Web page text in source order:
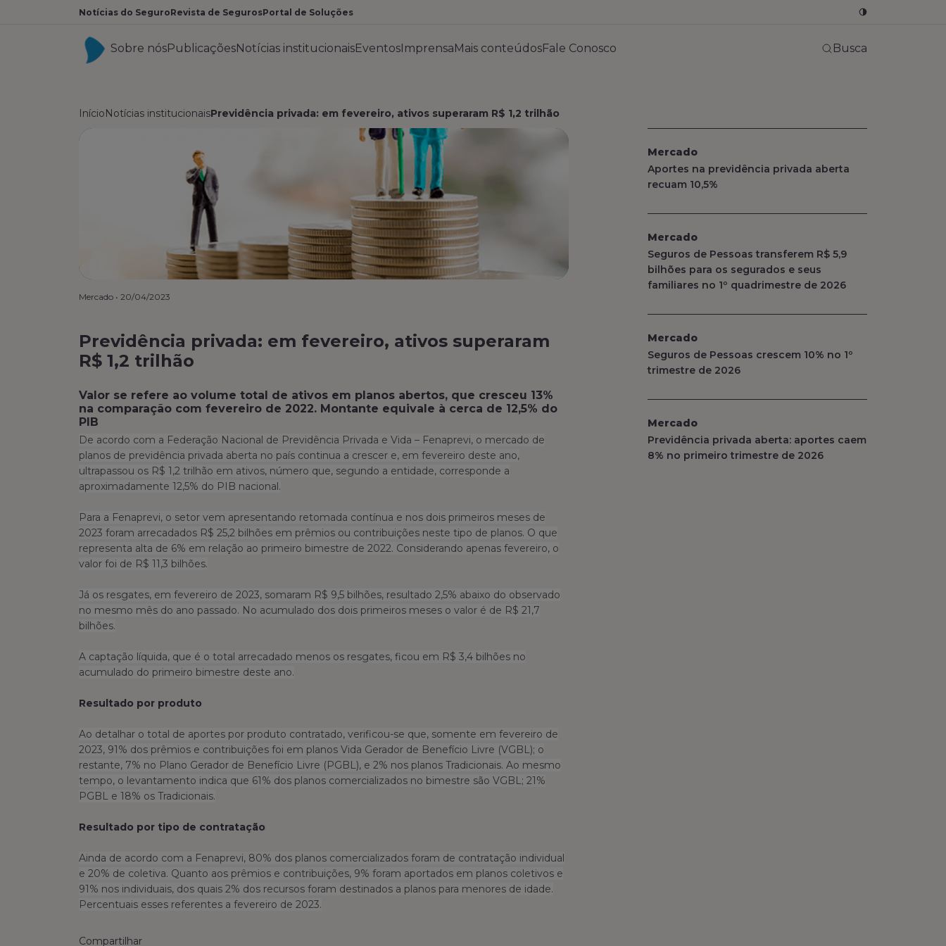
Notícias do SeguroRevista de SegurosPortal de Soluções
Sobre nósPublicaçõesNotícias institucionaisEventosImprensaMais conteúdosFale Conosco Busca
InícioNotícias institucionaisPrevidência privada: em fevereiro, ativos superaram R$ 1,2 trilhão
Mercado • 20/04/2023
Previdência privada: em fevereiro, ativos superaram
R$ 1,2 trilhão
Valor se refere ao volume total de ativos em planos abertos, que cresceu 13%
na comparação com fevereiro de 2022. Montante equivale à cerca de 12,5% do
PIB
De acordo com a Federação Nacional de Previdência Privada e Vida – Fenaprevi, o mercado de
planos de previdência privada aberta no país continua a crescer e, em fevereiro deste ano,
ultrapassou os R$ 1,2 trilhão em ativos, número que, segundo a entidade, corresponde a
aproximadamente 12,5% do PIB nacional.
Para a Fenaprevi, o setor vem apresentando retomada contínua e nos dois primeiros meses de
2023 foram arrecadados R$ 25,2 bilhões em prêmios ou contribuições neste tipo de planos. O que
representa alta de 6% em relação ao primeiro bimestre de 2022. Considerando apenas fevereiro, o
valor foi de R$ 11,3 bilhões.
Já os resgates, em fevereiro de 2023, somaram R$ 9,5 bilhões, resultado 2,5% abaixo do observado
no mesmo mês do ano passado. No acumulado dos dois primeiros meses o valor é de R$ 21,7
bilhões.
A captação líquida, que é o total arrecadado menos os resgates, ficou em R$ 3,4 bilhões no
acumulado do primeiro bimestre deste ano.
Resultado por produto
Ao detalhar o total de aportes por produto contratado, verificou-se que, somente em fevereiro de
2023, 91% dos prêmios e contribuições foi em planos Vida Gerador de Benefício Livre (VGBL); o
restante, 7% no Plano Gerador de Benefício Livre (PGBL), e 2% nos planos Tradicionais. Ao mesmo
tempo, o levantamento indica que 61% dos planos comercializados no bimestre são VGBL; 21%
PGBL e 18% os Tradicionais.
Resultado por tipo de contratação
Ainda de acordo com a Fenaprevi, 80% dos planos comercializados foram de contratação individual
e 20% de coletiva. Quanto aos prêmios e contribuições, 9% foram aportados em planos coletivos e
91% nos individuais, dos quais 2% dos recursos foram destinados a planos para menores de idade.
Percentuais esses referentes a fevereiro de 2023.
Mercado
Aportes na previdência privada aberta
recuam 10,5%
Mercado
Seguros de Pessoas transferem R$ 5,9
bilhões para os segurados e seus
familiares no 1º quadrimestre de 2026
Mercado
Seguros de Pessoas crescem 10% no 1º
trimestre de 2026
Mercado
Previdência privada aberta: aportes caem
8% no primeiro trimestre de 2026
Compartilhar